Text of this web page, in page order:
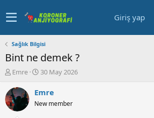
Giriş yap
Sağlık Bilgisi
Bint ne demek ?
K
n
u
y
Emre
B
ş
a
30 May 2026
Emre
New member